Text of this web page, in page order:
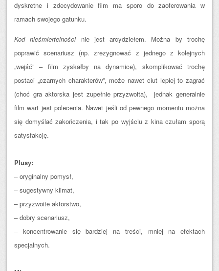
dyskretne i zdecydowanie film ma sporo do zaoferowania w
ramach swojego gatunku.
Kod nieśmiertelnościnie jest arcydziełem. Można by trochę
poprawić scenariusz (np. zrezygnować z jednego z kolejnych
„wejść” – film zyskałby na dynamice), skomplikować trochę
postaci „czarnych charakterów”, może nawet ciut lepiej to zagrać
(choć gra aktorska jest zupełnie przyzwoita), jednak generalnie
film wart jest polecenia. Nawet jeśli od pewnego momentu można
się domyślać zakończenia, i tak po wyjściu z kina czułam sporą
satysfakcję.
Plusy:
– oryginalny pomysł,
– sugestywny klimat,
– przyzwoite aktorstwo,
– dobry scenariusz,
– koncentrowanie się bardziej na treści, mniej na efektach
specjalnych.